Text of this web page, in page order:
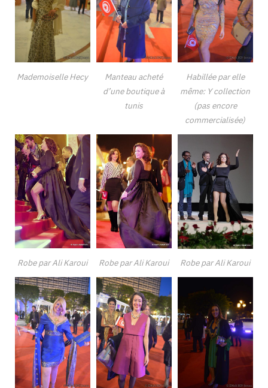
Mademoiselle Hecy
Manteau acheté
d’une boutique à
tunis
Habillée par elle
même: Y collection
(pas encore
commercialisée)
Robe par Ali Karoui Robe par Ali Karoui Robe par Ali Karoui